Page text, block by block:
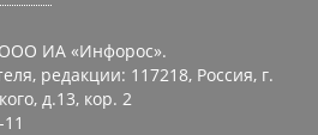
ИА «Инфорос».
редакции: 117218, Россия, г.
д.13, кор. 2